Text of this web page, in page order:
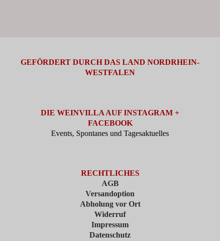
GEFÖRDERT DURCH DAS LAND NORDRHEIN-
WESTFALEN
DIE WEINVILLA AUF INSTAGRAM +
FACEBOOK
Events, Spontanes und Tagesaktuelles
RECHTLICHES
AGB
Versandoption
Abholung vor Ort
Widerruf
Impressum
Datenschutz